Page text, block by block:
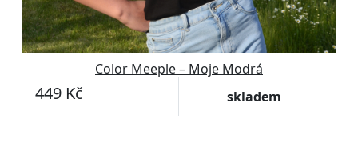
Color Meeple – Moje Modrá
449 Kč skladem